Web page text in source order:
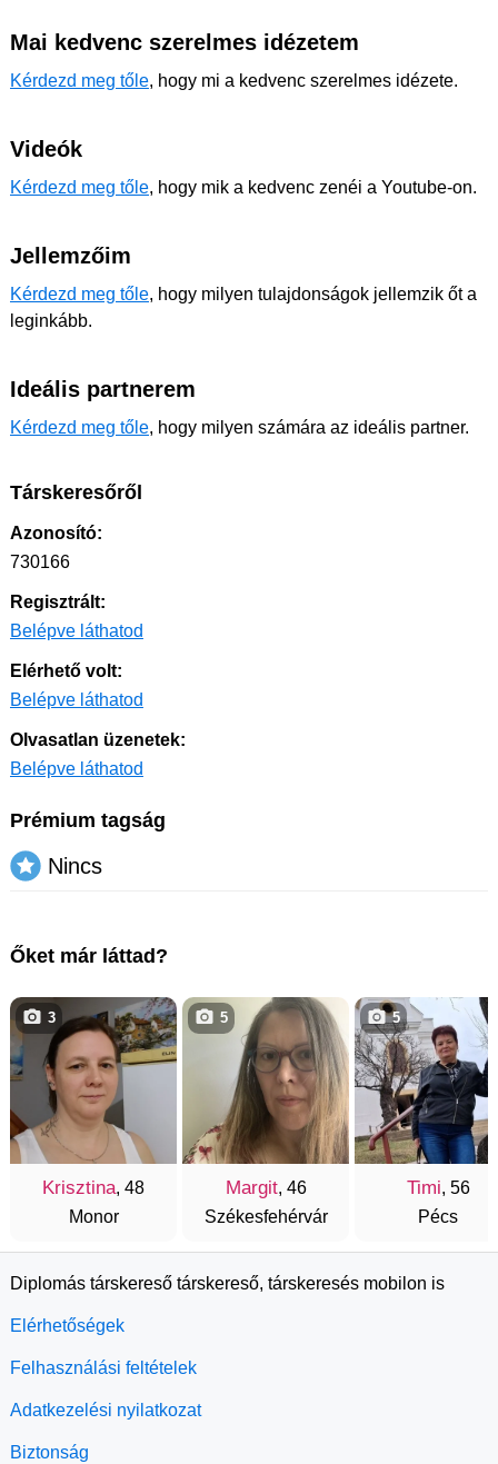
Mai kedvenc szerelmes idézetem
Kérdezd meg tőle, hogy mi a kedvenc szerelmes idézete.
Videók
Kérdezd meg tőle, hogy mik a kedvenc zenéi a Youtube-on.
Jellemzőim
Kérdezd meg tőle, hogy milyen tulajdonságok jellemzik őt a
leginkább.
Ideális partnerem
Kérdezd meg tőle, hogy milyen számára az ideális partner.
Társkeresőről
Azonosító:
730166
Regisztrált:
Belépve láthatod
Elérhető volt:
Belépve láthatod
Olvasatlan üzenetek:
Belépve láthatod
Prémium tagság
Nincs
Őket már láttad?
Krisztina, 48
Monor
3
Margit, 46
Székesfehérvár
5
Timi, 56
Pécs
5
Diplomás társkereső társkereső, társkeresés mobilon is
Elérhetőségek
Felhasználási feltételek
Adatkezelési nyilatkozat
Biztonság